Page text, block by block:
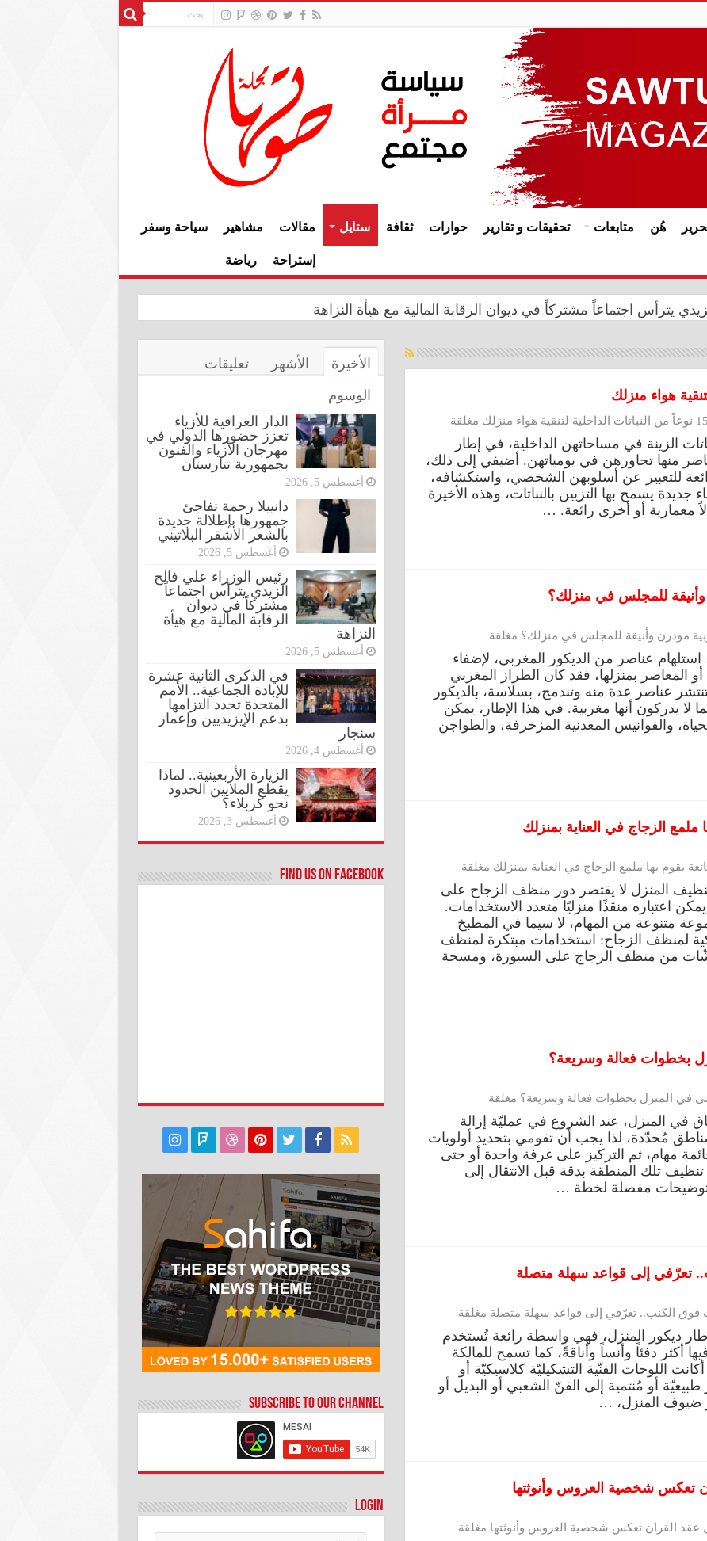
هُن متابعات تحقيقات و تقارير حوارات ثقافة ستايل مقالات مشاهير سياحة وسفر
إستراحة رياضة
يترأس اجتماعاً مشتركاً في ديوان الرقابة المالية مع هيأة النزاهة
الجماعية.. الأمم المتحدة تجدد التزامها بدعم الإيزيديين وإعمار سنجار
الزينة في مساحاتهن الداخلية، في إطار
منها تجاورهن في يومياتهن. أضيفي إلى ذلك،
للتعبير عن أسلوبهن الشخصي، واستكشافه،
يسمح بها التزيين بالنباتات، وهذه الأخيرة
معمارية أو أخرى رائعة. …
للمجلس في منزلك؟
مودرن وأنيقة للمجلس في منزلك؟ مغلقة
عناصر من الديكور المغربي، لإضفاء
المعاصر بمنزلها، فقد كان الطراز المغربي
عناصر عدة منه وتندمج، بسلاسة، بالديكور
لا يدركون أنها مغربية. في هذا الإطار، يمكن
والفوانيس المعدنية المزخرفة، والطواجن
المنزل لا يقتصر دور منظف الزجاج على
اعتباره منقذًا منزليًا متعدد الاستخدامات.
متنوعة من المهام، لا سيما في المطبخ
لمنظف الزجاج: استخدامات مبتكرة لمنظف
من منظف الزجاج على السبورة، ومسحة
بخطوات فعالة وسريعة؟
في المنزل بخطوات فعالة وسريعة؟ مغلقة
في المنزل، عند الشروع في عمليّة إزالة
مُحدّدة، لذا يجب أن تقومي بتحديد أولويات
مهام، ثم التركيز على غرفة واحدة أو حتى
تلك المنطقة بدقة قبل الانتقال إلى
توضيحات مفصلة لخطة …
تعرّفي إلى قواعد سهلة متصلة
فوق الكنب.. تعرّفي إلى قواعد سهلة متصلة مغلقة
ديكور المنزل، فهي واسطة رائعة تُستخدم
أكثر دفئاً وأنساً وأناقةً، كما تسمح للمالكة
اللوحات الفنّية التشكيليّة كلاسيكيّة أو
أو مُنتمية إلى الفنّ الشعبي أو البديل أو
ضيوف المنزل، …
تعكس شخصية العروس وأنوثتها
عقد القران تعكس شخصية العروس وأنوثتها مغلقة
الأخيرة الأشهر
تعليقات
الوسوم
الدار العراقية للأزياء
تعزز حضورها الدولي في
مهرجان الأزياء والفنون
بجمهورية تتارستان
أغسطس 5, 2026
دانييلا رحمة تفاجئ
جمهورها بإطلالة جديدة
بالشعر الأشقر البلاتيني
أغسطس 5, 2026
رئيس الوزراء علي فالح
الزيدي يترأس اجتماعاً
مشتركاً في ديوان
الرقابة المالية مع هيأة
النزاهة
أغسطس 5, 2026
في الذكرى الثانية عشرة
للإبادة الجماعية.. الأمم
المتحدة تجدد التزامها
بدعم الإيزيديين وإعمار
سنجار
أغسطس 4, 2026
الزيارة الأربعينية.. لماذا
يقطع الملايين الحدود
نحو كربلاء؟
أغسطس 3, 2026
Find us on Facebook
Subscribe to our Channel
Login